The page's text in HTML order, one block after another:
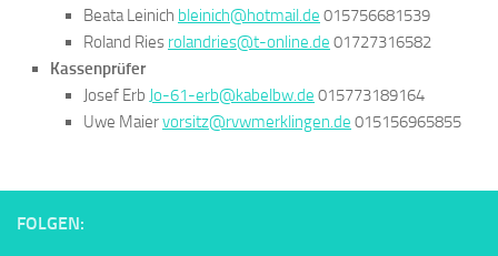
Beata Leinich bleinich@hotmail.de 015756681539
Roland Ries rolandries@t-online.de 01727316582
Kassenprüfer
Josef Erb Jo-61-erb@kabelbw.de 015773189164
Uwe Maiervorsitz@rvwmerklingen.de 015156965855
FOLGEN: